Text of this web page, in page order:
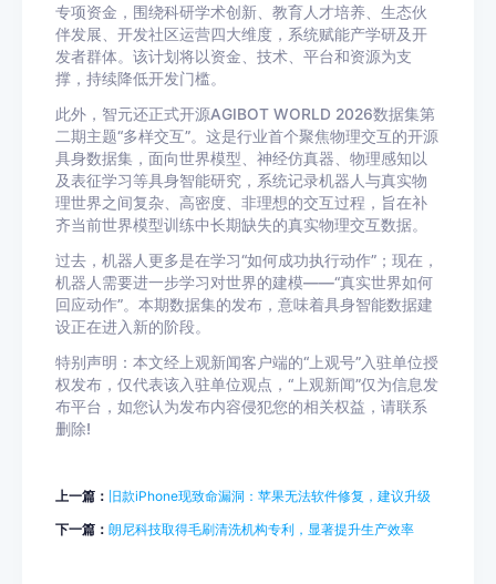
专项资金，围绕科研学术创新、教育人才培养、生态伙
伴发展、开发社区运营四大维度，系统赋能产学研及开
发者群体。该计划将以资金、技术、平台和资源为支
撑，持续降低开发门槛。
此外，智元还正式开源AGIBOT WORLD 2026数据集第
二期主题“多样交互”。这是行业首个聚焦物理交互的开源
具身数据集，面向世界模型、神经仿真器、物理感知以
及表征学习等具身智能研究，系统记录机器人与真实物
理世界之间复杂、高密度、非理想的交互过程，旨在补
齐当前世界模型训练中长期缺失的真实物理交互数据。
过去，机器人更多是在学习“如何成功执行动作”；现在，
机器人需要进一步学习对世界的建模——“真实世界如何
回应动作”。本期数据集的发布，意味着具身智能数据建
设正在进入新的阶段。
特别声明：本文经上观新闻客户端的“上观号”入驻单位授
权发布，仅代表该入驻单位观点，“上观新闻”仅为信息发
布平台，如您认为发布内容侵犯您的相关权益，请联系
删除!
上一篇： 旧款iPhone现致命漏洞：苹果无法软件修复，建议升级
下一篇： 朗尼科技取得毛刷清洗机构专利，显著提升生产效率